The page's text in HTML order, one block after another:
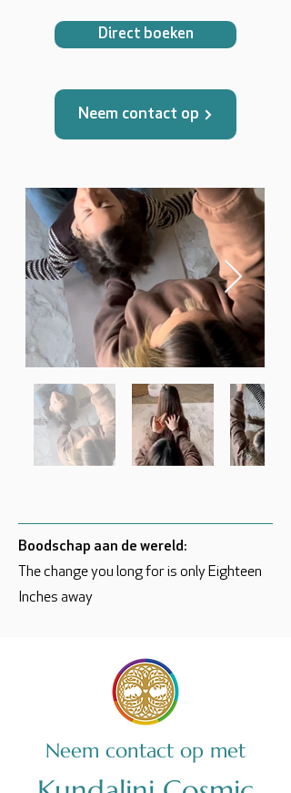
Direct boeken
Neem contact op
Boodschap aan de wereld:
The change you long for is only Eighteen
Inches away
Neem contact op met